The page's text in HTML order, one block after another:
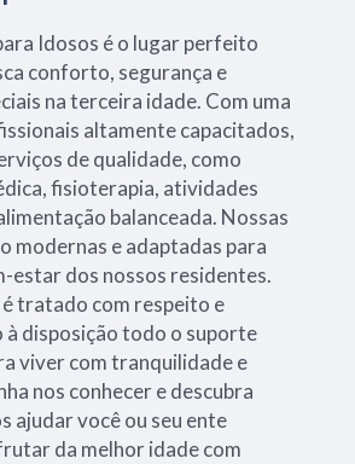
Idosos é o lugar perfeito
conforto, segurança e
na terceira idade. Com uma
altamente capacitados,
de qualidade, como
fisioterapia, atividades
balanceada. Nossas
modernas e adaptadas para
estar dos nossos residentes.
é tratado com respeito e
à disposição todo o suporte
viver com tranquilidade e
nos conhecer e descubra
ajudar você ou seu ente
da melhor idade com